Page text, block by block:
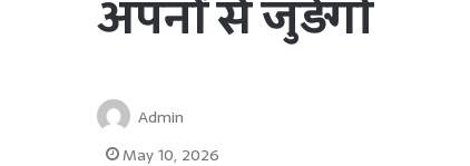
अपनों से जुड़ेंगी
Admin
May 10, 2026